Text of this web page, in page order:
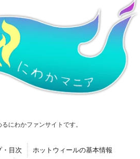
にわかファンサイトです。
・目次
ホットウィールの基本情報